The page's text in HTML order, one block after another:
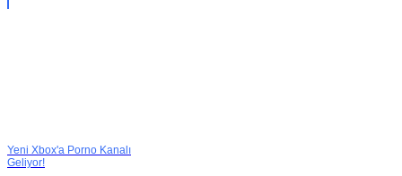
Yeni Xbox'a Porno Kanalı
Geliyor!